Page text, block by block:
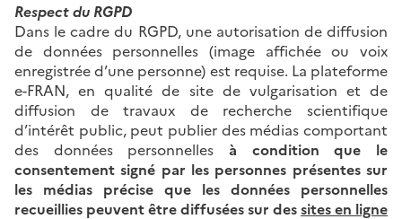
Respect du RGPD
Dans le cadre du RGPD, une autorisation de diffusion
de données personnelles (image affichée ou voix
enregistrée d’une personne) est requise. La plateforme
e-FRAN, en qualité de site de vulgarisation et de
diffusion de travaux de recherche scientifique
d’intérêt public, peut publier des médias comportant
des données personnelles à condition que le
consentement signé par les personnes présentes sur
les médias précise que les données personnelles
recueillies peuvent être diffusées sur des sites en ligne